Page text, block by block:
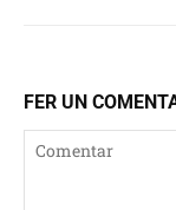
FER UN